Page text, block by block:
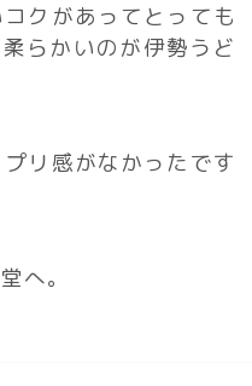
クがあってとっても
らかいのが伊勢うど
リ感がなかったです
へ。